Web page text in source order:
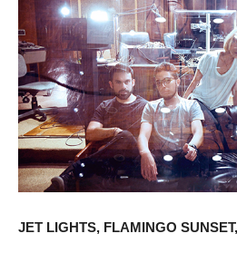
JET LIGHTS, FLAMINGO